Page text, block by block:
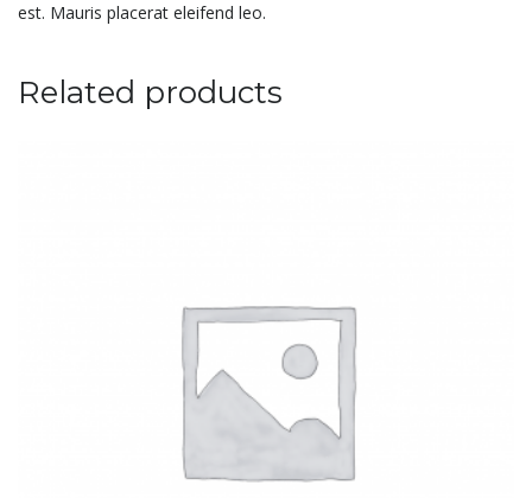
est. Mauris placerat eleifend leo.
Related products